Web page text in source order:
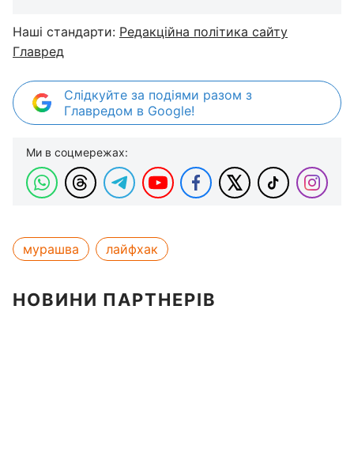
Наші стандарти: Редакційна політика сайту
Главред
Слідкуйте за подіями разом з
Главредом в Google!
Ми в соцмережах:
мурашва лайфхак
НОВИНИ ПАРТНЕРІВ